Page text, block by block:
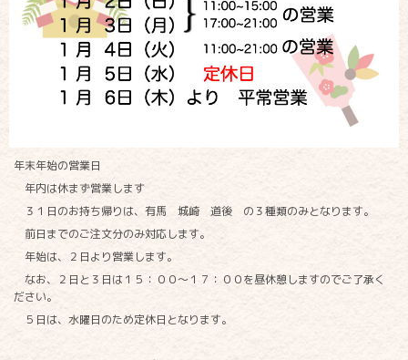
年末年始の営業日
年内は休まず営業します
３１日のお持ち帰りは、有馬 城崎 道後 の３種類のみとなります。
前日までのご注文分のみ対応します。
年始は、２日より営業します。
なお、２日と３日は１５：００〜１７：００を昼休憩しますのでご了承く
ださい。
５日は、水曜日のため定休日となります。